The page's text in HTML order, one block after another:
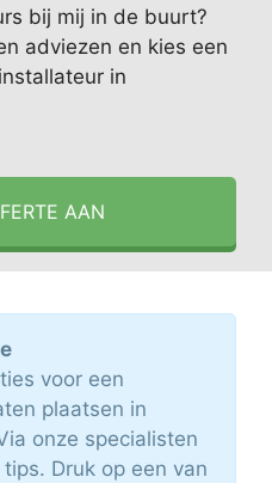
bij mij in de buurt?
adviezen en kies een
in
AAN
voor een
plaatsen in
onze specialisten
Druk op een van